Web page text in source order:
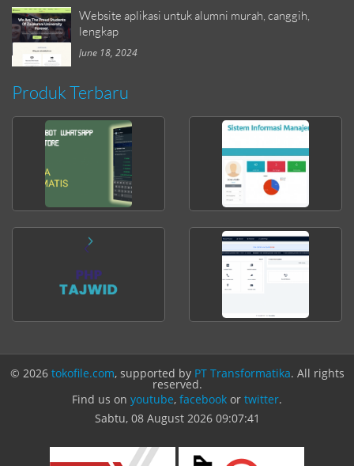
Website aplikasi untuk alumni murah, canggih,
lengkap
June 18, 2024
Produk Terbaru
© 2026 tokofile.com, supported by PT Transformatika. All rights
reserved.
Find us on youtube, facebook or twitter.
Sabtu, 08 August 2026 09:07:41